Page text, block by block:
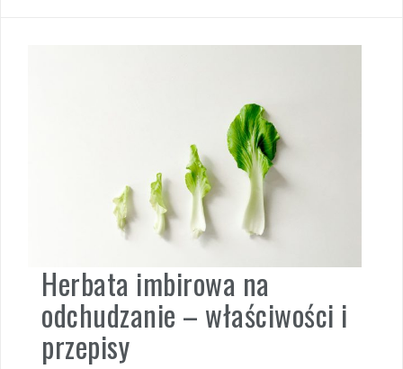
Herbata imbirowa na
odchudzanie – właściwości i
przepisy